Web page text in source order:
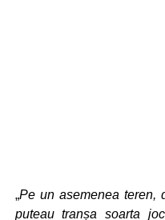
„Pe un asemenea teren,
puteau tranșa soarta